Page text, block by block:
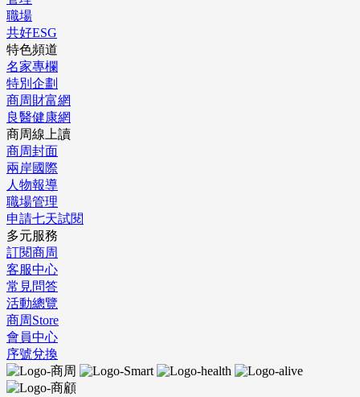
職場
共好ESG
特色頻道
名家專欄
特別企劃
商周財富網
良醫健康網
商周線上讀
商周封面
兩岸國際
人物報導
職場管理
申請七天試閱
多元服務
訂閱商周
客服中心
常見問答
活動總覽
商周Store
會員中心
序號兌換